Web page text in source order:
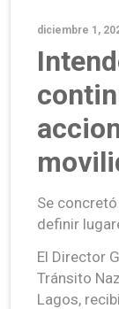
diciembre 1,
Se
definir
El Director
Tránsito
Lagos,